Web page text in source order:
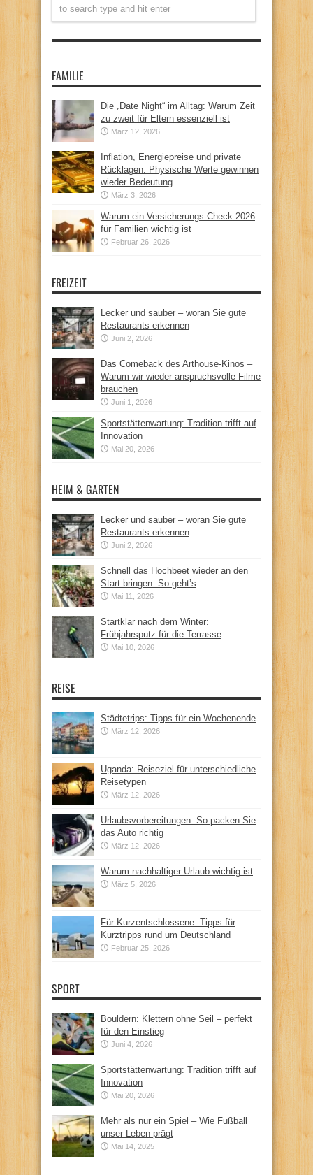
FAMILIE
Die „Date Night“ im Alltag: Warum Zeit
zu zweit für Eltern essenziell ist
März 12, 2026
Inflation, Energiepreise und private
Rücklagen: Physische Werte gewinnen
wieder Bedeutung
März 3, 2026
Warum ein Versicherungs-Check 2026
für Familien wichtig ist
Februar 26, 2026
FREIZEIT
Lecker und sauber – woran Sie gute
Restaurants erkennen
Juni 2, 2026
Das Comeback des Arthouse-Kinos –
Warum wir wieder anspruchsvolle Filme
brauchen
Juni 1, 2026
Sportstättenwartung: Tradition trifft auf
Innovation
Mai 20, 2026
HEIM & GARTEN
Lecker und sauber – woran Sie gute
Restaurants erkennen
Juni 2, 2026
Schnell das Hochbeet wieder an den
Start bringen: So geht’s
Mai 11, 2026
Startklar nach dem Winter:
Frühjahrsputz für die Terrasse
Mai 10, 2026
REISE
Städtetrips: Tipps für ein Wochenende
März 12, 2026
Uganda: Reiseziel für unterschiedliche
Reisetypen
März 12, 2026
Urlaubsvorbereitungen: So packen Sie
das Auto richtig
März 12, 2026
Warum nachhaltiger Urlaub wichtig ist
März 5, 2026
Für Kurzentschlossene: Tipps für
Kurztripps rund um Deutschland
Februar 25, 2026
SPORT
Bouldern: Klettern ohne Seil – perfekt
für den Einstieg
Juni 4, 2026
Sportstättenwartung: Tradition trifft auf
Innovation
Mai 20, 2026
Mehr als nur ein Spiel – Wie Fußball
unser Leben prägt
Mai 14, 2025